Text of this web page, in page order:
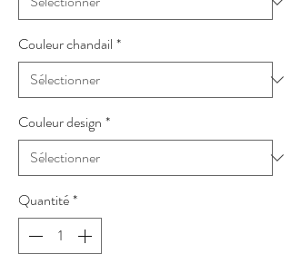
Couleur chandail *
Couleur design *
Quantité*